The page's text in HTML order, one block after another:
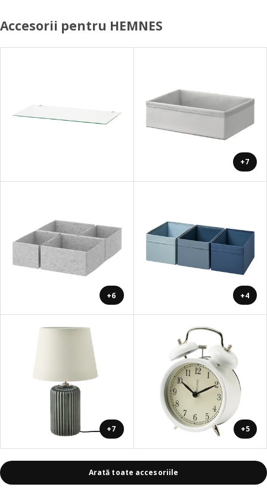
Accesorii pentru HEMNES
+7
+6 +4
+7 +5
Arată toate accesoriile